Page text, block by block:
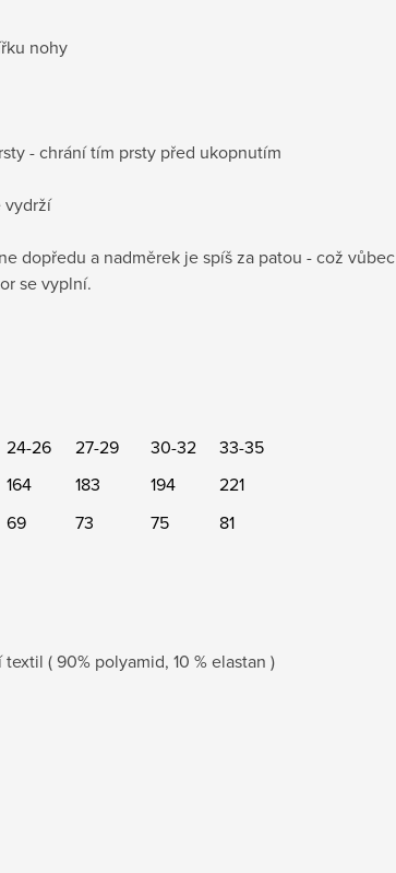
nohy
- chrání tím prsty před ukopnutím
vydrží
dopředu a nadměrek je spíš za patou - což vůbec
se vyplní.
24-26 27-29 30-32
33-35
164 183 194
221
69 73 75 81
( 90% polyamid, 10 % elastan )